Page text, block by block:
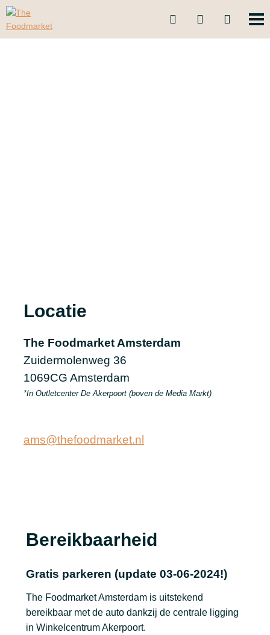
Locatie
The Foodmarket Amsterdam
Zuidermolenweg 36
1069CG Amsterdam
*In Outletcenter De Akerpoort (boven de Media Markt)
ams@thefoodmarket.nl
Bereikbaarheid
Gratis parkeren (update 03-06-2024!)
The Foodmarket Amsterdam is uitstekend
bereikbaar met de auto dankzij de centrale ligging
in Winkelcentrum Akerpoort.